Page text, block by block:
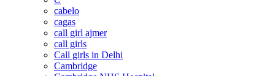
cabelo
cagas
call girl ajmer
call girls
Call girls in Delhi
Cambridge